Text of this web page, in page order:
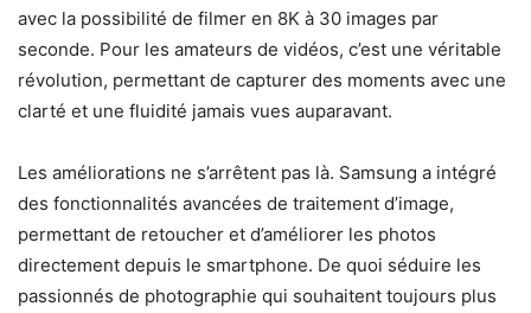
avec la possibilité de filmer en 8K à 30 images par
seconde. Pour les amateurs de vidéos, c’est une véritable
révolution, permettant de capturer des moments avec une
clarté et une fluidité jamais vues auparavant.
Les améliorations ne s’arrêtent pas là. Samsung a intégré
des fonctionnalités avancées de traitement d’image,
permettant de retoucher et d’améliorer les photos
directement depuis le smartphone. De quoi séduire les
passionnés de photographie qui souhaitent toujours plus